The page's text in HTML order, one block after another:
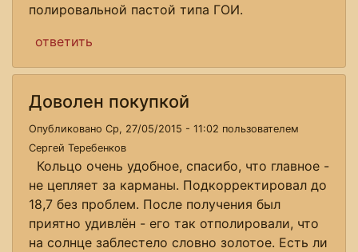
полировальной пастой типа ГОИ.
ответить
Доволен покупкой
Опубликовано Ср, 27/05/2015 - 11:02 пользователем
Сергей Теребенков
Кольцо очень удобное, спасибо, что главное -
не цепляет за карманы. Подкорректировал до
18,7 без проблем. После получения был
приятно удивлён - его так отполировали, что
на солнце заблестело словно золотое. Есть ли